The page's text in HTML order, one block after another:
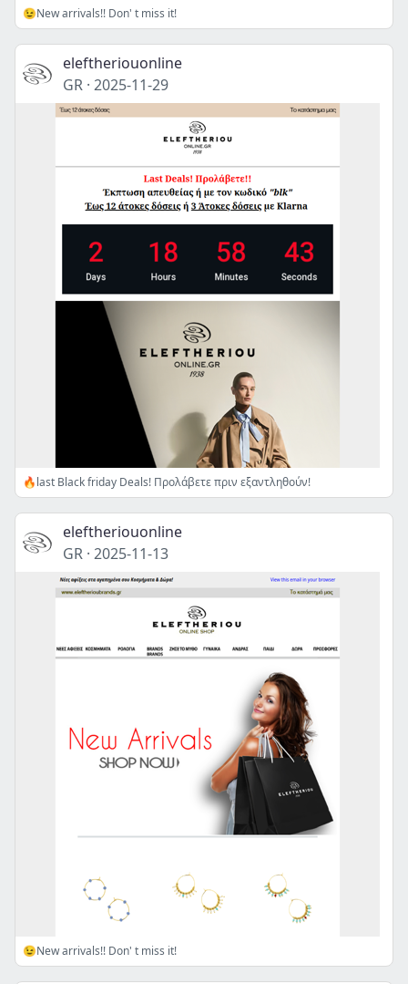
😉New arrivals!! Don' t miss it!
eleftheriouonline
GR · 2025-11-29
🔥last Black friday Deals! Προλάβετε πριν εξαντληθούν!
eleftheriouonline
GR · 2025-11-13
😉New arrivals!! Don' t miss it!